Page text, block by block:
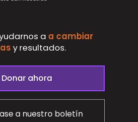
a a cambiar
y resultados.
Donar ahora
a nuestro boletín